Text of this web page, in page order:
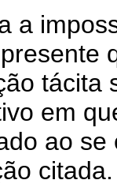
tácita
em
ao
citada.